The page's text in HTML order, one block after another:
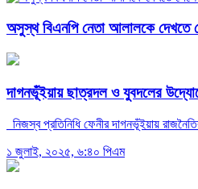
অসুস্থ বিএনপি নেতা আলালকে
দাগনভূঁইয়ায় ছাত্রদল ও যুবদলের
নিজস্ব প্রতিনিধি ফেনীর দাগনভূঁইয়ায়
১ জুলাই, ২০২৫, ৬:৪০ পিএম